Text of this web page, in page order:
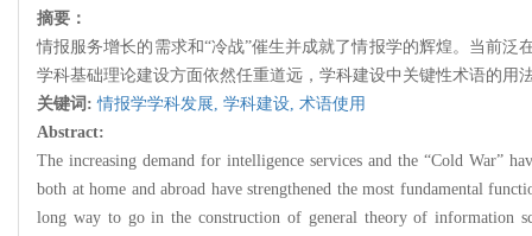
摘要：
情报服务增长的需求和“冷战”催生并成就了情报学的辉煌。当前
学科基础理论建设方面依然任重道远，学科建设中关键性术语的
关键词:情报学学科发展, 学科建设, 术语使用
Abstract:
The increasing demand for intelligence services and the “Cold War”
both at home and abroad have strengthened the most fundamental
long way to go in the construction of general theory of information